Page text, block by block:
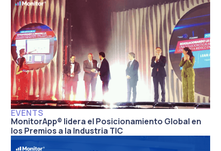
EVENTS
MonitorApp® lidera el Posicionamiento Global en
los Premios a la Industria TIC